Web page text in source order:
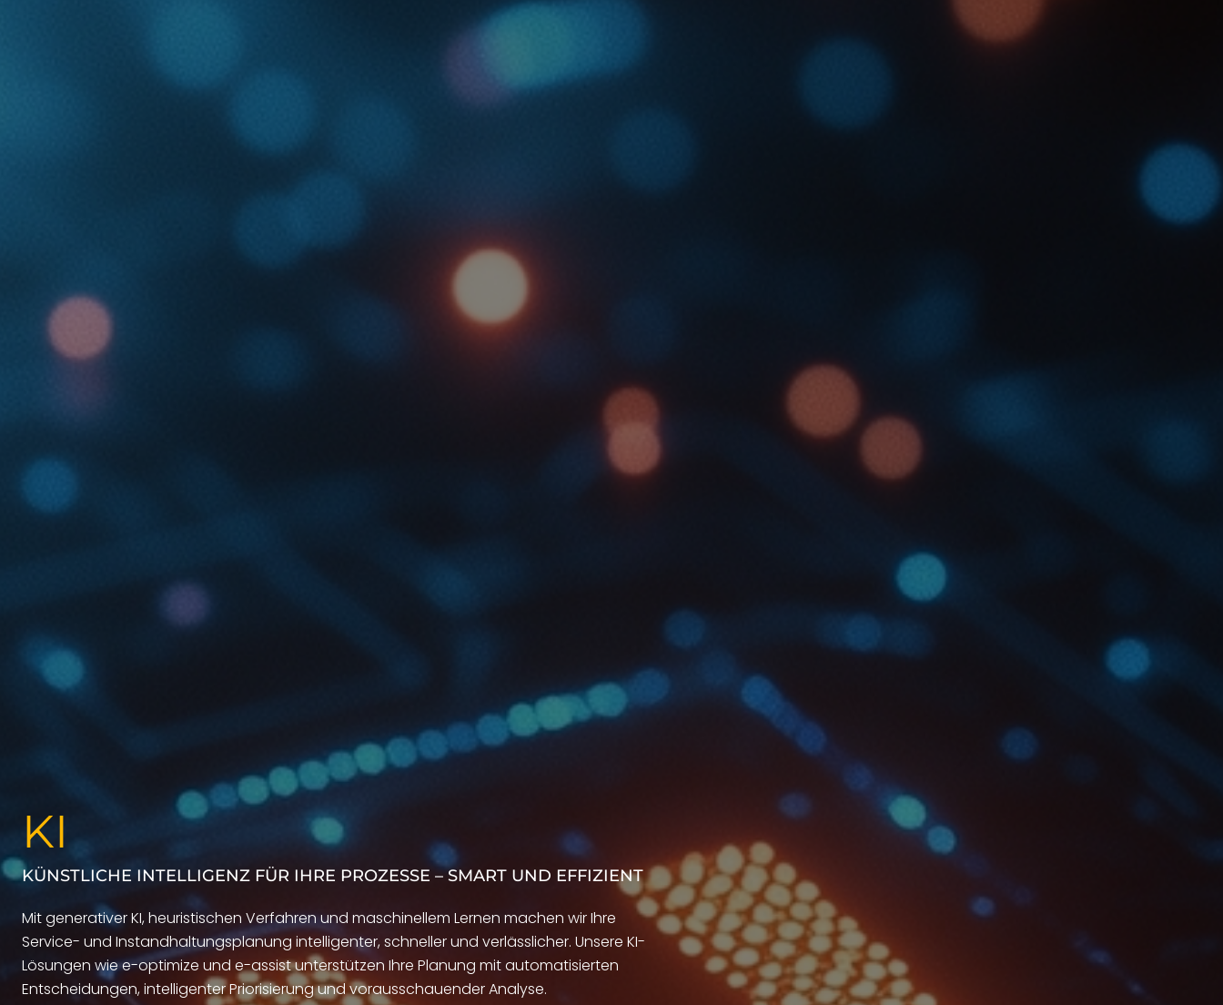
KI
KÜNSTLICHE INTELLIGENZ FÜR IHRE PROZESSE – SMART UND EFFIZIENT
Mit generativer KI, heuristischen Verfahren und maschinellem Lernen machen wir Ihre
Service- und Instandhaltungsplanung intelligenter, schneller und verlässlicher. Unsere KI-
Lösungen wie e-optimize und e-assist unterstützen Ihre Planung mit automatisierten
Entscheidungen, intelligenter Priorisierung und vorausschauender Analyse.